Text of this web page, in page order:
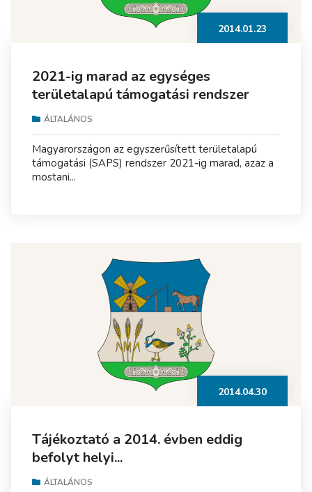
2014.01.23
2021-ig marad az egységes
területalapú támogatási rendszer
ÁLTALÁNOS
Magyarországon az egyszerűsített területalapú
támogatási (SAPS) rendszer 2021-ig marad, azaz a
mostani...
2014.04.30
Tájékoztató a 2014. évben eddig
befolyt helyi...
ÁLTALÁNOS